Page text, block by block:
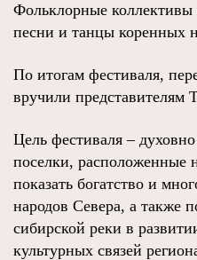
Фольклорные
песни и танцы коренных
По итогам фестиваля,
вручили представителям
Цель фестиваля –
поселки, расположенные
показать богатство и
народов Севера, а также
сибирской реки в
культурных связей